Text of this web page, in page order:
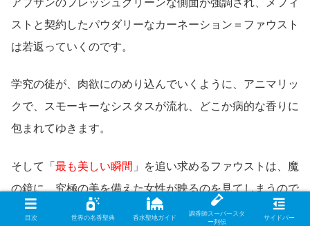
アブサンのフレッシュグリーンな側面が強調され、メフィ
ストと契約したパウダリーなカーネーション＝ファウスト
は若返っていくのです。
学究の徒が、肉欲にのめり込んでいくように、アニマリッ
クで、スモーキーなシスタスが流れ、どこか病的な香りに
包まれてゆきます。
そして「 最も美しい瞬間 」を追い求めるファウストは、魔
の鏡に、究極の美を備えた女性が映るのを見てしまうので
した。はかないイランイラン＝マルガレーテの登場です。
目次 世界の名香聖典 香水聖地ガイド
調香師スーパースタ
ー列伝
サイドバー